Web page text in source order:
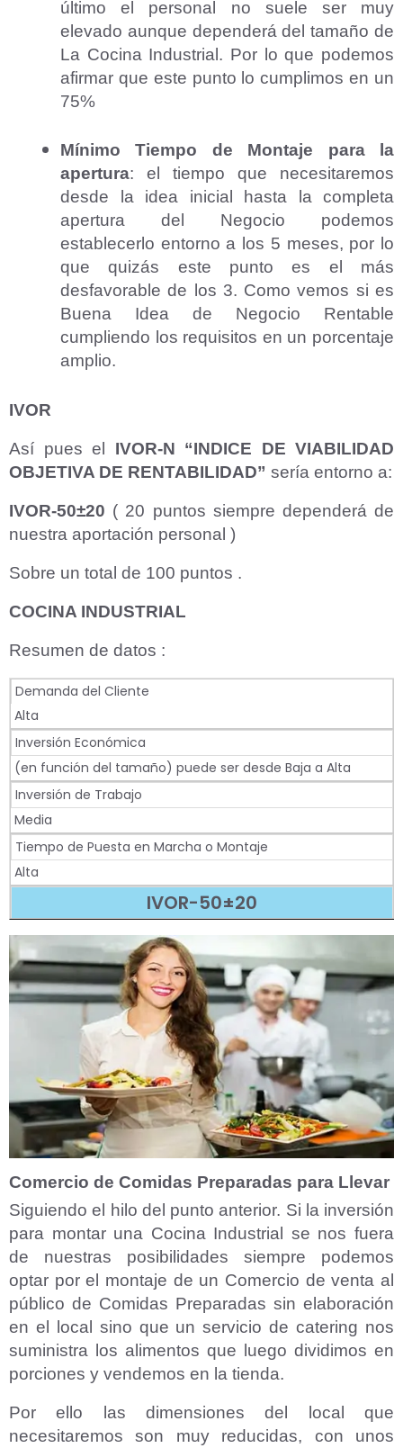
último el personal no suele ser muy
elevado aunque dependerá del tamaño de
La Cocina Industrial. Por lo que podemos
afirmar que este punto lo cumplimos en un
75%
Mínimo Tiempo de Montaje para la
apertura: el tiempo que necesitaremos
desde la idea inicial hasta la completa
apertura del Negocio podemos
establecerlo entorno a los 5 meses, por lo
que quizás este punto es el más
desfavorable de los 3. Como vemos si es
Buena Idea de Negocio Rentable
cumpliendo los requisitos en un porcentaje
amplio.
IVOR
Así pues el IVOR-N “INDICE DE VIABILIDAD
OBJETIVA DE RENTABILIDAD” sería entorno a:
IVOR-50±20 ( 20 puntos siempre dependerá de
nuestra aportación personal )
Sobre un total de 100 puntos .
COCINA INDUSTRIAL
Resumen de datos :
Demanda del Cliente
Alta
Inversión Económica
(en función del tamaño) puede ser desde Baja a Alta
Inversión de Trabajo
Media
Tiempo de Puesta en Marcha o Montaje
Alta
IVOR-50±20
Comercio de Comidas Preparadas para Llevar
Siguiendo el hilo del punto anterior. Si la inversión
para montar una Cocina Industrial se nos fuera
de nuestras posibilidades siempre podemos
optar por el montaje de un Comercio de venta al
público de Comidas Preparadas sin elaboración
en el local sino que un servicio de catering nos
suministra los alimentos que luego dividimos en
porciones y vendemos en la tienda.
Por ello las dimensiones del local que
necesitaremos son muy reducidas, con unos